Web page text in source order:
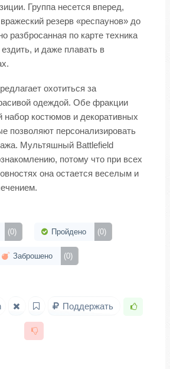
Группа несется вперед,
резерв «респаунов» до
разбросанная по карте техника
и даже плавать в
охотиться за
одеждой. Обе фракции
набор костюмов и декоративных
позволяют персонализировать
Мультяшный Battlefield
потому что при всех
она остается веселым и
(0) Пройдено (0)
Заброшено (0)
Поддержать